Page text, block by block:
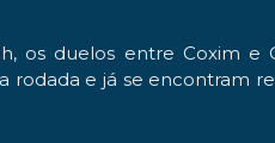
os duelos entre Coxim e
e já se encontram